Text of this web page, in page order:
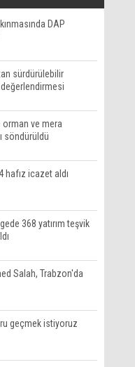
DAP
sürdürülebilir
orman ve mera
söndürüldü
hafız icazet aldı
368 yatırım teşvik
Salah, Trabzon'da
geçmek istiyoruz